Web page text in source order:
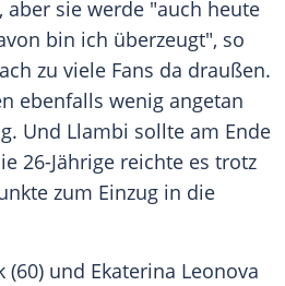
aber sie werde "auch heute
bin ich überzeugt", so
zu viele Fans da draußen.
ebenfalls wenig angetan
Und Llambi sollte am Ende
26-Jährige reichte es trotz
zum Einzug in die
(60) und Ekaterina Leonova